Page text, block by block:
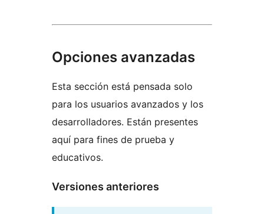
Opciones avanzadas
Esta sección está pensada solo
para los usuarios avanzados y los
desarrolladores. Están presentes
aquí para fines de prueba y
educativos.
Versiones anteriores